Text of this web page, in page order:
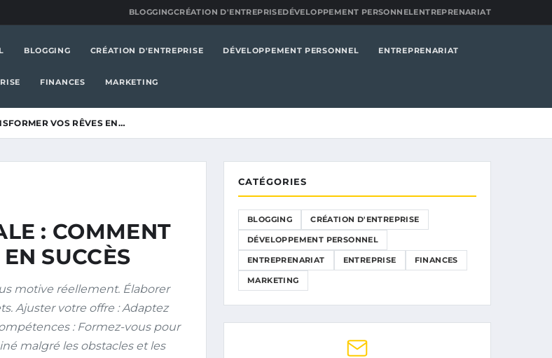
BLOGGINGCRÉATION D'ENTREPRISEDÉVELOPPEMENT PERSONNELENTREPRENARIAT
BLOGGING CRÉATION D'ENTREPRISE DÉVELOPPEMENT PERSONNEL ENTREPRENARIAT
FINANCES MARKETING
VOS RÊVES EN…
: COMMENT
SUCCÈS
motive réellement. Élaborer
Ajuster votre offre : Adaptez
: Formez-vous pour
malgré les obstacles et les
CATÉGORIES
BLOGGING CRÉATION D'ENTREPRISE
DÉVELOPPEMENT PERSONNEL
ENTREPRENARIAT ENTREPRISE FINANCES
MARKETING